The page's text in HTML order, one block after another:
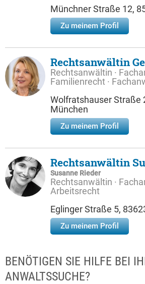
Münchner Straße 12,
Zu meinem Profil
Rechtsanwältin
Rechtsanwältin ·
Familienrecht ·
Wolfratshauser Straße
München
Zu meinem Profil
Rechtsanwältin
Susanne Rieder
Rechtsanwältin ·
Arbeitsrecht
Eglinger Straße 5,
Zu meinem Profil
BENÖTIGEN SIE HILFE BEI
ANWALTSSUCHE?